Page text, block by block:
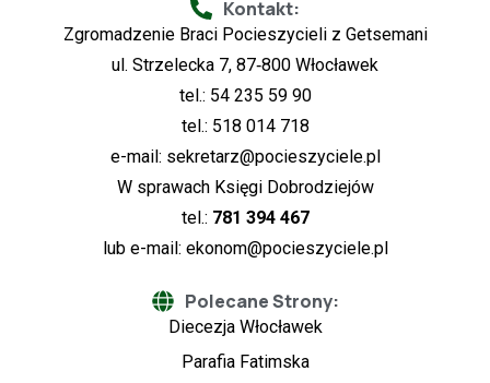
Kontakt:
Zgromadzenie Braci Pocieszycieli z Getsemani
ul. Strzelecka 7, 87‑800 Włocławek
tel.: 54 235 59 90
tel.: 518 014 718
e-mail: sekretarz@pocieszyciele.pl
W sprawach Księgi Dobrodziejów
tel.: 781 394 467
lub e-mail: ekonom@pocieszyciele.pl
Polecane Strony:
Diecezja Włocławek
Parafia Fatimska